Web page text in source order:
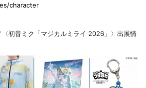
character
〈初音ミク「マジカルミライ 2026」〉出展情